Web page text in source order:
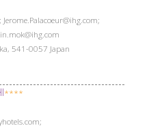
541-0057 Japan
****